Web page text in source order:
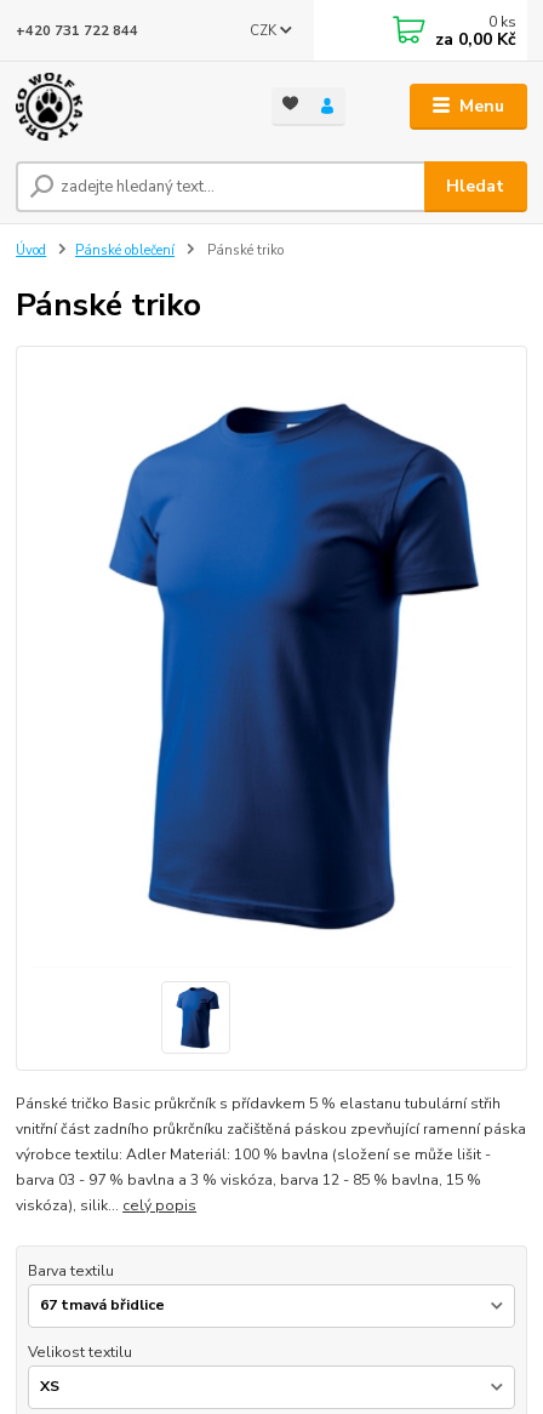
Menu
CZK
Hledat
+420 731 722 844 0 ks
za 0,00 Kč
Úvod Pánské oblečení Pánské triko
Pánské triko
Pánské tričko Basic průkrčník s přídavkem 5 % elastanu tubulární střih
vnitřní část zadního průkrčníku začištěná páskou zpevňující ramenní páska
výrobce textilu: Adler Materiál: 100 % bavlna (složení se může lišit -
barva 03 - 97 % bavlna a 3 % viskóza, barva 12 - 85 % bavlna, 15 %
viskóza), silik... celý popis
Barva textilu
Velikost textilu